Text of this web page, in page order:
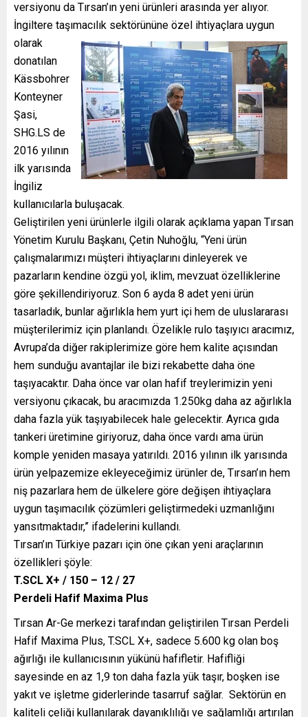
versiyonu da Tırsan’ın yeni ürünleri arasında yer alıyor.
İngiltere taşımacılık sektörününe özel ihtiyaçlara uygun
olarak
donatılan
Kässbohrer
Konteyner
Şasi,
SHG.LS de
2016 yılının
ilk yarısında
İngiliz
kullanıcılarla buluşacak.
Geliştirilen yeni ürünlerle ilgili olarak açıklama yapan Tırsan
Yönetim Kurulu Başkanı, Çetin Nuhoğlu, “Yeni ürün
çalışmalarımızı müşteri ihtiyaçlarını dinleyerek ve
pazarların kendine özgü yol, iklim, mevzuat özelliklerine
göre şekillendiriyoruz. Son 6 ayda 8 adet yeni ürün
tasarladık, bunlar ağırlıkla hem yurt içi hem de uluslararası
müşterilerimiz için planlandı. Özelikle rulo taşıyıcı aracımız,
Avrupa’da diğer rakiplerimize göre hem kalite açısından
hem sunduğu avantajlar ile bizi rekabette daha öne
taşıyacaktır. Daha önce var olan hafif treylerimizin yeni
versiyonu çıkacak, bu aracımızda 1.250kg daha az ağırlıkla
daha fazla yük taşıyabilecek hale gelecektir. Ayrıca gıda
tankeri üretimine giriyoruz, daha önce vardı ama ürün
komple yeniden masaya yatırıldı. 2016 yılının ilk yarısında
ürün yelpazemize ekleyeceğimiz ürünler de, Tırsan’ın hem
niş pazarlara hem de ülkelere göre değişen ihtiyaçlara
uygun taşımacılık çözümleri geliştirmedeki uzmanlığını
yansıtmaktadır,” ifadelerini kullandı.
Tırsan’ın Türkiye pazarı için öne çıkan yeni araçlarının
özellikleri şöyle:
T.SCL X+ / 150 – 12 / 27
Perdeli Hafif Maxima Plus
Tırsan Ar-Ge merkezi tarafından geliştirilen Tırsan Perdeli
Hafif Maxima Plus, T.SCL X+, sadece 5.600 kg olan boş
ağırlığı ile kullanıcısının yükünü hafifletir. Hafifliği
sayesinde en az 1,9 ton daha fazla yük taşır, boşken ise
yakıt ve işletme giderlerinde tasarruf sağlar. Sektörün en
kaliteli çeliği kullanılarak dayanıklılığı ve sağlamlığı artırılan